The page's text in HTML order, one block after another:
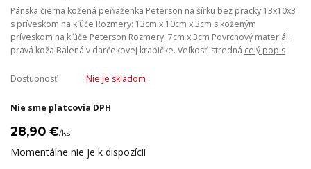
Pánska čierna kožená peňaženka Peterson na šírku bez pracky 13x10x3
s príveskom na kľúče Rozmery: 13cm x 10cm x 3cm s koženým
príveskom na kľúče Peterson Rozmery: 7cm x 3cm Povrchový materiál:
pravá koža Balená v darčekovej krabičke. Veľkosť: stredná celý popis
Dostupnosť Nie je skladom
Nie sme platcovia DPH
28,90 €/ks
Momentálne nie je k dispozícii